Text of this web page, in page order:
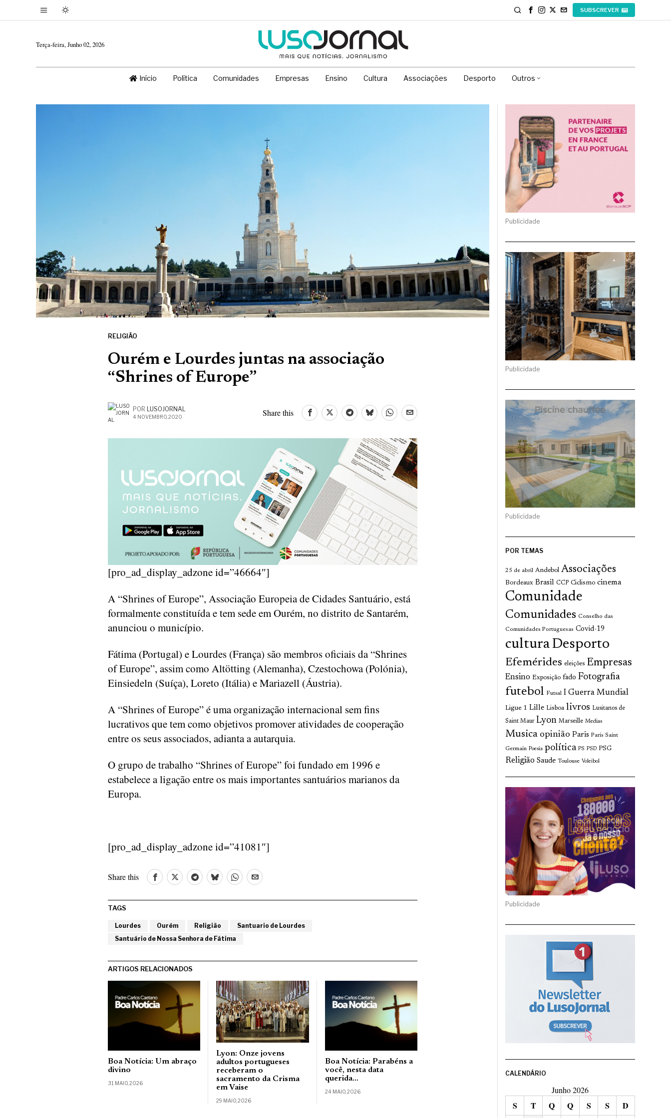
SUBSCREVER
Terça-feira, Junho 02, 2026
Início Política Comunidades Empresas Ensino Cultura Associações Desporto Outros
RELIGIÃO
Ourém e Lourdes juntas na associação
“Shrines of Europe”
POR LUSOJORNAL
4 NOVEMBRO, 2020 Share this
[pro_ad_display_adzone id=”46664″]
A “Shrines of Europe”, Associação Europeia de Cidades Santuário, está
formalmente constituída e tem sede em Ourém, no distrito de Santarém,
anunciou o município.
Fátima (Portugal) e Lourdes (França) são membros oficiais da “Shrines
of Europe”, assim como Altötting (Alemanha), Czestochowa (Polónia),
Einsiedeln (Suíça), Loreto (Itália) e Mariazell (Áustria).
A “Shrines of Europe” é uma organização internacional sem fins
lucrativos que tem como objetivos promover atividades de cooperação
entre os seus associados, adianta a autarquia.
O grupo de trabalho “Shrines of Europe” foi fundado em 1996 e
estabelece a ligação entre os mais importantes santuários marianos da
Europa.
[pro_ad_display_adzone id=”41081″]
Share this
TAGS
Lourdes Ourém Religião
Santuario de Lourdes
Santuário de Nossa Senhora de Fátima
ARTIGOS RELACIONADOS
Boa Notícia: Um abraço
divino
31 MAIO, 2026
Lyon: Onze jovens
adultos portugueses
receberam o
sacramento da Crisma
em Vaise
29 MAIO, 2026
Boa Notícia: Parabéns a
você, nesta data
querida…
24 MAIO, 2026
Publicidade
Publicidade
Publicidade
POR TEMAS
25 de abril Andebol Associações
Bordeaux Brasil CCP Ciclismo cinema
Comunidade
Comunidades Conselho das
Comunidades Portuguesas Covid-19
culturaDesporto
Efemérides eleições Empresas
Ensino Exposição fado Fotografia
futebol Futsal I Guerra Mundial
Ligue 1 Lille Lisboa livros Lusitanos de
Saint Maur Lyon Marseille Medias
Musica opinião Paris Paris Saint
Germain Poesia política PS PSD PSG
Religião Saude Toulouse Voleibol
Publicidade
CALENDÁRIO
Junho 2026
S T Q Q S S D